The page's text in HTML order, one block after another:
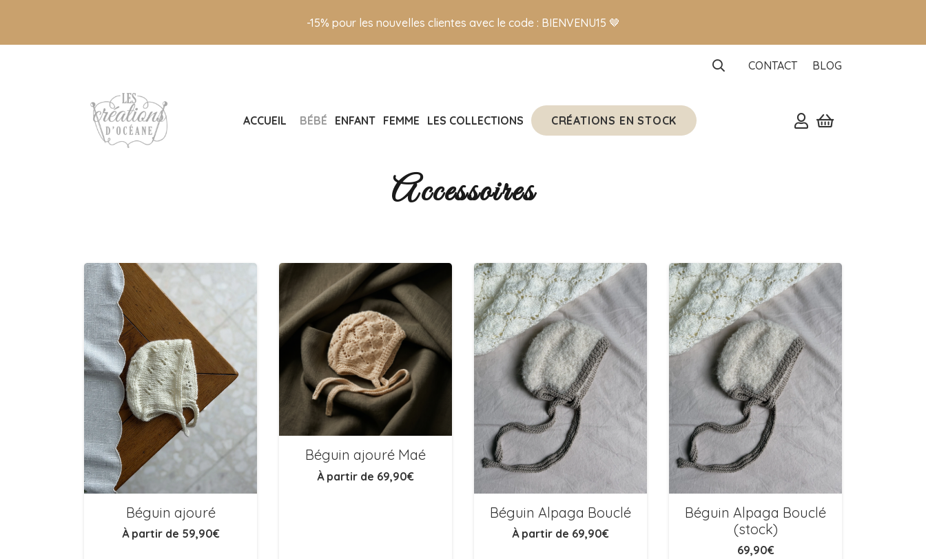
-15% pour les nouvelles clientes avec le code : BIENVENU15 🤎
CONTACT BLOG
ACCUEIL BÉBÉ ENFANT FEMME LES COLLECTIONS CRÉATIONS EN STOCK
Accessoires
Béguin ajouré
À partir de 59,90€
Béguin ajouré Maé
À partir de 69,90€
Béguin Alpaga Bouclé
À partir de 69,90€
Béguin Alpaga Bouclé
(stock)
69,90€